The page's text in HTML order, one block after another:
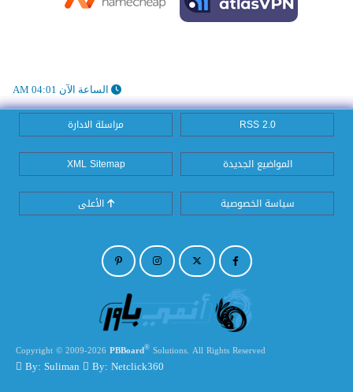
الساعة الآن 04:01 AM
RSS 2.0 مراسلة الادارة
المواضيع الجديدة XML Sitemap
سياسة الخصوصية الأعلى
Copyright © 2009-2026 PBBoard® Solutions. All Rights Reserved
By: Suliman By: Netclick360